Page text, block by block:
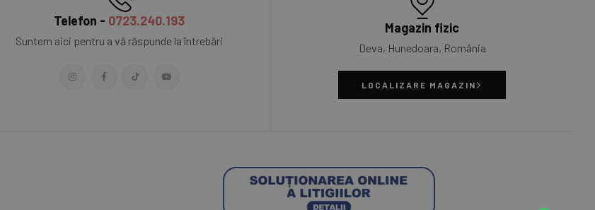
Telefon - 0723.240.193
Suntem aici pentru a vă răspunde la întrebări
Magazin fizic
Deva, Hunedoara, România
LOCALIZARE MAGAZIN